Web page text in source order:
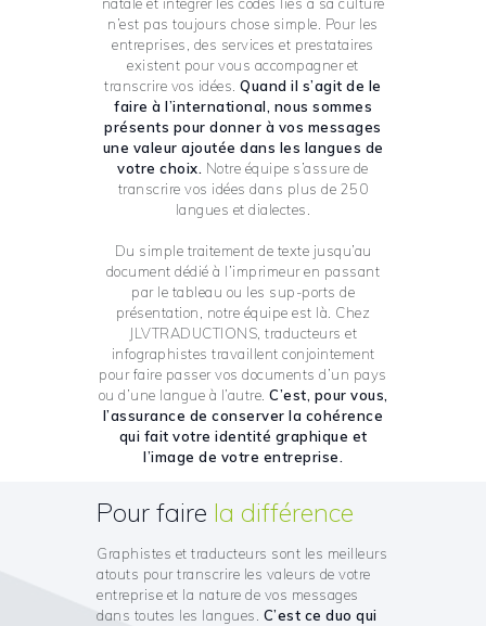
n’est pas toujours chose simple. Pour les
entreprises, des services et prestataires
existent pour vous accompagner et
transcrire vos idées.Quand il s’agit de le
faire à l’international, nous sommes
présents pour donner à vos messages
une valeur ajoutée dans les langues de
votre choix. Notre équipe s’assure de
transcrire vos idées dans plus de 250
langues et dialectes.
Du simple traitement de texte jusqu’au
document dédié à l’imprimeur en passant
par le tableau ou les sup-ports de
présentation, notre équipe est là. Chez
JLVTRADUCTIONS, traducteurs et
infographistes travaillent conjointement
pour faire passer vos documents d’un pays
ou d’une langue à l’autre. C’est, pour vous,
l’assurance de conserver la cohérence
qui fait votre identité graphique et
l’image de votre entreprise.
Pour faire la différence
Graphistes et traducteurs sont les meilleurs
atouts pour transcrire les valeurs de votre
entreprise et la nature de vos messages
dans toutes les langues. C’est ce duo qui